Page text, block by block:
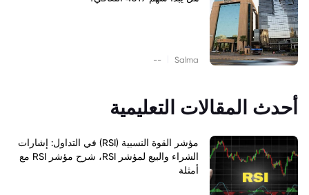
Salma
--
أحدث المقالات التعليمية
مؤشر القوة النسبية (RSI) في التداول: إشارات
الشراء والبيع لمؤشر RSI، شرح مؤشر RSI مع
أمثلة